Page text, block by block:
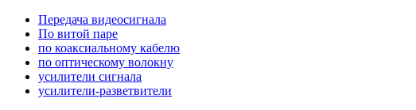
Передача видеосигнала
По витой паре
по коаксиальному кабелю
по оптическому волокну
усилители сигнала
усилители-разветвители